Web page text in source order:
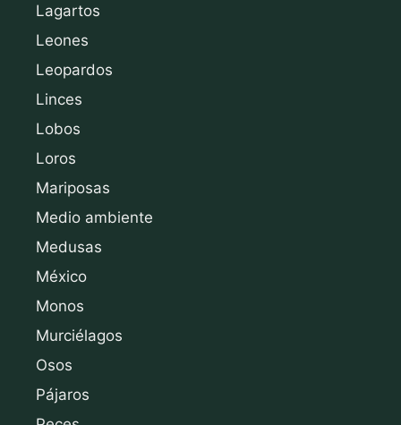
Lagartos
Leones
Leopardos
Linces
Lobos
Loros
Mariposas
Medio ambiente
Medusas
México
Monos
Murciélagos
Osos
Pájaros